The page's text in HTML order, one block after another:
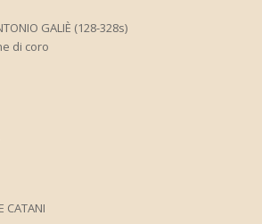
GALIÈ (128-328s)
di coro
CATANI